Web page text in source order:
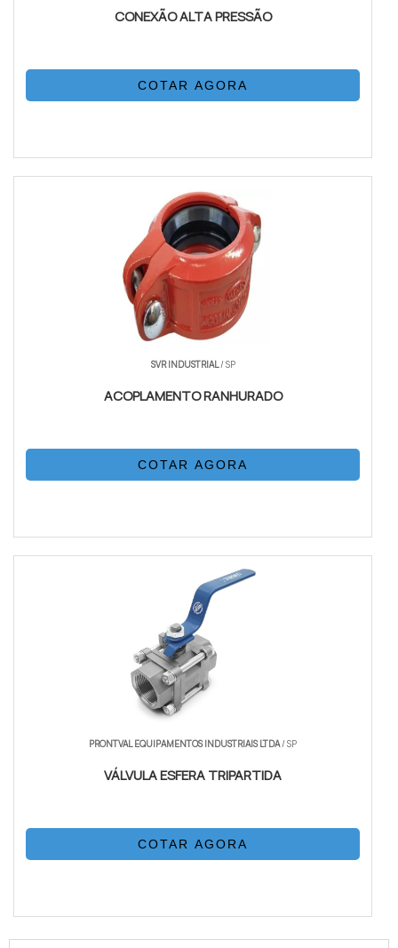
CONEXÃO ALTA PRESSÃO
COTAR AGORA
SVR INDUSTRIAL/ SP
ACOPLAMENTO RANHURADO
COTAR AGORA
PRONTVAL EQUIPAMENTOS INDUSTRIAIS LTDA/ SP
VÁLVULA ESFERA TRIPARTIDA
COTAR AGORA